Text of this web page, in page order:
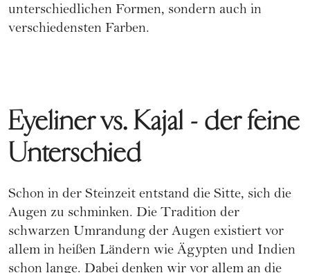
unterschiedlichen Formen, sondern auch in
verschiedensten Farben.
Eyeliner vs. Kajal - der feine
Unterschied
Schon in der Steinzeit entstand die Sitte, sich die
Augen zu schminken. Die Tradition der
schwarzen Umrandung der Augen existiert vor
allem in heißen Ländern wie Ägypten und Indien
schon lange. Dabei denken wir vor allem an die